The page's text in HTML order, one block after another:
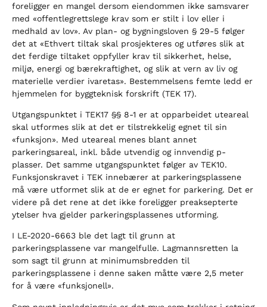
foreligger en mangel dersom eiendommen ikke samsvarer
med «offentlegrettslege krav som er stilt i lov eller i
medhald av lov». Av plan- og bygningsloven § 29-5 følger
det at «Ethvert tiltak skal prosjekteres og utføres slik at
det ferdige tiltaket oppfyller krav til sikkerhet, helse,
miljø, energi og bærekraftighet, og slik at vern av liv og
materielle verdier ivaretas». Bestemmelsens femte ledd er
hjemmelen for byggteknisk forskrift (TEK 17).
Utgangspunktet i TEK17 §§ 8-1 er at opparbeidet uteareal
skal utformes slik at det er tilstrekkelig egnet til sin
«funksjon». Med uteareal menes blant annet
parkeringsareal, inkl. både utvendig og innvendig p-
plasser. Det samme utgangspunktet følger av TEK10.
Funksjonskravet i TEK innebærer at parkeringsplassene
må være utformet slik at de er egnet for parkering. Det er
videre på det rene at det ikke foreligger preaksepterte
ytelser hva gjelder parkeringsplassenes utforming.
I LE-2020-6663 ble det lagt til grunn at
parkeringsplassene var mangelfulle. Lagmannsretten la
som sagt til grunn at minimumsbredden til
parkeringsplassene i denne saken måtte være 2,5 meter
for å være «funksjonell».